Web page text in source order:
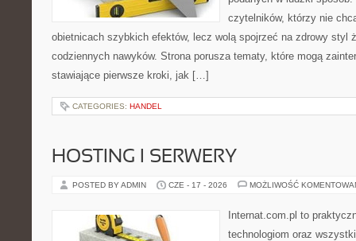
czytelników, którzy nie
obietnicach szybkich efektów, lecz wolą spojrzeć na zdrowy styl
codziennych nawyków. Strona porusza tematy, które mogą
stawiające pierwsze kroki, jak […]
CATEGORIES: HANDEL
HOSTING I SERWERY
POSTED BY ADMIN CZE - 17 - 2026 MOŻLIWOŚĆ
Internat.com.pl to
technologiom oraz